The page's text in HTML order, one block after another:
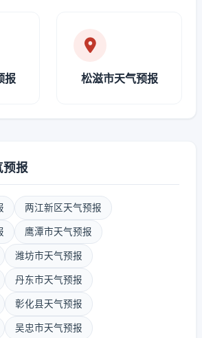
报 松滋市天气预报
预报
两江新区天气预报
鹰潭市天气预报
潍坊市天气预报
丹东市天气预报
彰化县天气预报
吴忠市天气预报